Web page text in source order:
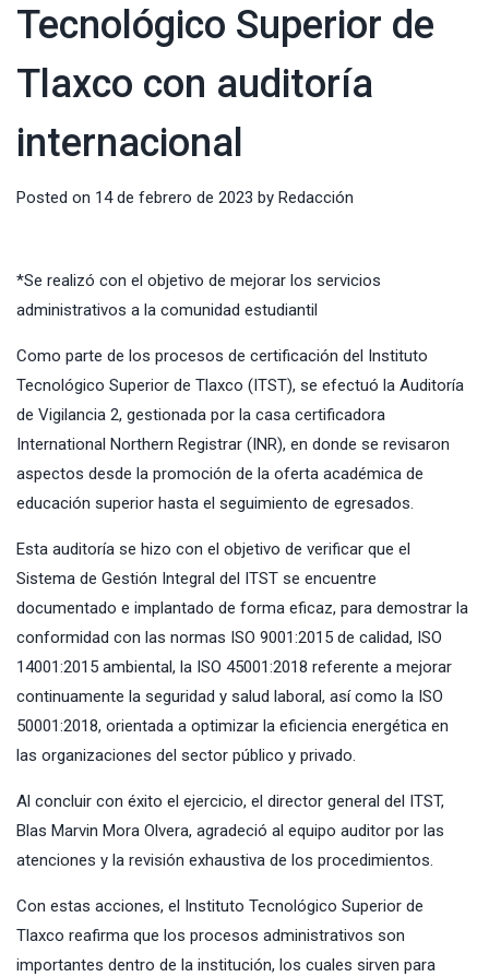
Tecnológico Superior de
Tlaxco con auditoría
internacional
Posted on 14 de febrero de 2023 by Redacción
*Se realizó con el objetivo de mejorar los servicios
administrativos a la comunidad estudiantil
Como parte de los procesos de certificación del Instituto
Tecnológico Superior de Tlaxco (ITST), se efectuó la Auditoría
de Vigilancia 2, gestionada por la casa certificadora
International Northern Registrar (INR), en donde se revisaron
aspectos desde la promoción de la oferta académica de
educación superior hasta el seguimiento de egresados.
Esta auditoría se hizo con el objetivo de verificar que el
Sistema de Gestión Integral del ITST se encuentre
documentado e implantado de forma eficaz, para demostrar la
conformidad con las normas ISO 9001:2015 de calidad, ISO
14001:2015 ambiental, la ISO 45001:2018 referente a mejorar
continuamente la seguridad y salud laboral, así como la ISO
50001:2018, orientada a optimizar la eficiencia energética en
las organizaciones del sector público y privado.
Al concluir con éxito el ejercicio, el director general del ITST,
Blas Marvin Mora Olvera, agradeció al equipo auditor por las
atenciones y la revisión exhaustiva de los procedimientos.
Con estas acciones, el Instituto Tecnológico Superior de
Tlaxco reafirma que los procesos administrativos son
importantes dentro de la institución, los cuales sirven para